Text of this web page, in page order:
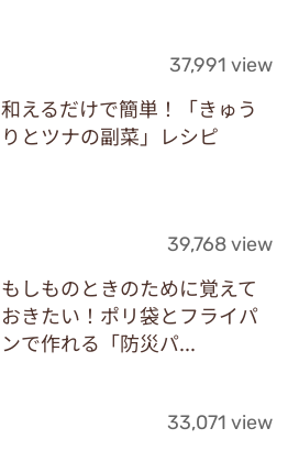
37,991 view
和えるだけで簡単！「きゅう
りとツナの副菜」レシピ
39,768 view
もしものときのために覚えて
おきたい！ポリ袋とフライパ
ンで作れる「防災パ...
33,071 view